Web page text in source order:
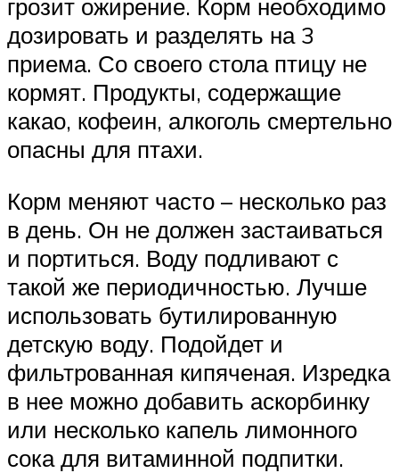
грозит ожирение. Корм необходимо
дозировать и разделять на 3
приема. Со своего стола птицу не
кормят. Продукты, содержащие
какао, кофеин, алкоголь смертельно
опасны для птахи.
Корм меняют часто – несколько раз
в день. Он не должен застаиваться
и портиться. Воду подливают с
такой же периодичностью. Лучше
использовать бутилированную
детскую воду. Подойдет и
фильтрованная кипяченая. Изредка
в нее можно добавить аскорбинку
или несколько капель лимонного
сока для витаминной подпитки.